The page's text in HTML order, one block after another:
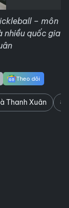
– môn
nhiều quốc gia
Theo dõi
Thanh Xuân